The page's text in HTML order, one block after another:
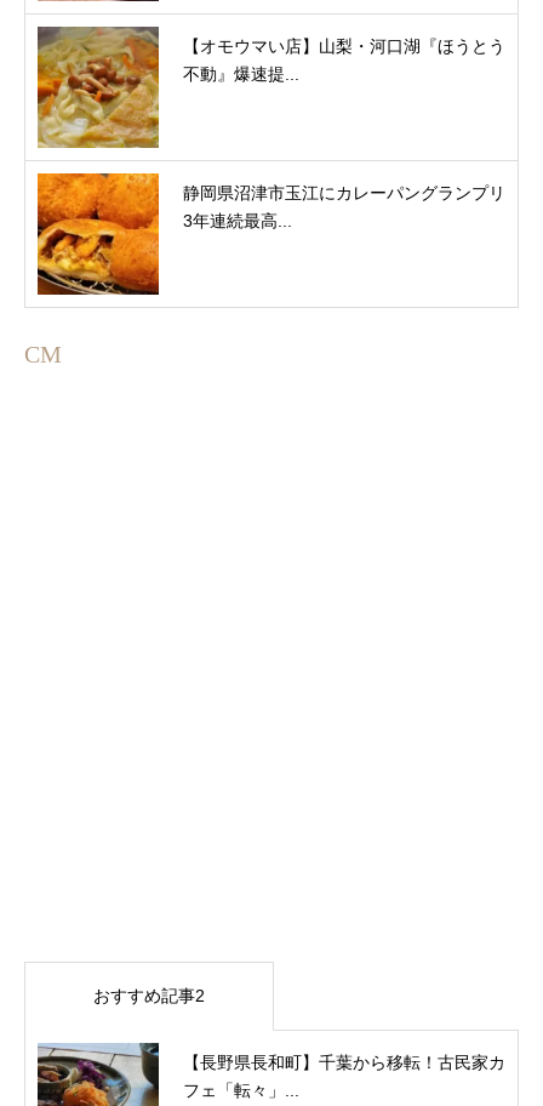
【オモウマい店】山梨・河口湖『ほうとう
不動』爆速提...
静岡県沼津市玉江にカレーパングランプリ
3年連続最高...
CM
おすすめ記事2
【長野県長和町】千葉から移転！古民家カ
フェ「転々」...